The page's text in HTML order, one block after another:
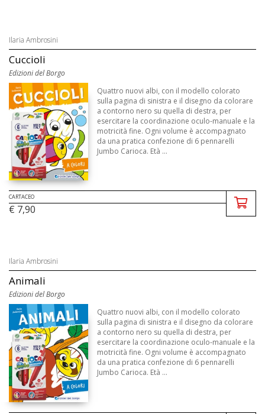
Ilaria Ambrosini
Cuccioli
Edizioni del Borgo
Quattro nuovi albi, con il modello colorato
sulla pagina di sinistra e il disegno da colorare
a contorno nero su quella di destra, per
esercitare la coordinazione oculo-manuale e la
motricità fine. Ogni volume è accompagnato
da una pratica confezione di 6 pennarelli
Jumbo Carioca. Età ...
CARTACEO
€ 7,90
Ilaria Ambrosini
Animali
Edizioni del Borgo
Quattro nuovi albi, con il modello colorato
sulla pagina di sinistra e il disegno da colorare
a contorno nero su quella di destra, per
esercitare la coordinazione oculo-manuale e la
motricità fine. Ogni volume è accompagnato
da una pratica confezione di 6 pennarelli
Jumbo Carioca. Età ...